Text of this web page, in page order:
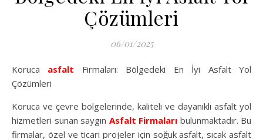
Çözümleri
06/01/2025
Koruca asfalt Firmaları: Bölgedeki En İyi Asfalt Yol
Çözümleri
Koruca ve çevre bölgelerinde, kaliteli ve dayanıklı asfalt yol
hizmetleri sunan saygın Asfalt Firmaları bulunmaktadır. Bu
firmalar, özel ve ticari projeler için soğuk asfalt, sıcak asfalt